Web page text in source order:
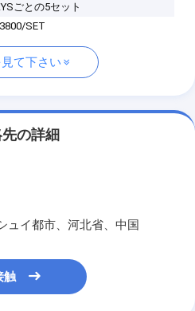
ごとの5セット
SET
て下さい
の詳細
ュイ都市、河北省、中国
触